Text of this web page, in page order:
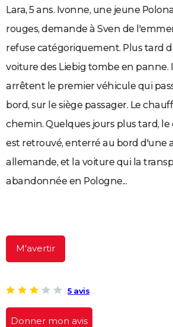
Destinations
City break
Voyage nature
Voyage de noces
Forum
Climat
+
PHOTO
BONS PLANS
CARTE DE VOEUX
Carte de Noël
Carte Bonne année
Carte Saint-Valentin
Carte Pâques
Carte d'anniversaire
DICTIONNAIRE
Dictionnaire
COPAINS D'AVANT
S'inscrire
Se connecter
Lycées
Collèges
Primaires
Universités
Entreprises
Service militaire
Avis de recherche
AVIS DE DÉCÈS
Lara, 5 ans. Ivonne, une jeune
rouges, demande à Sven de
refuse catégoriquement. Plus tard
voiture des Liebig tombe en
arrêtent le premier véhicule qui
bord, sur le siège passager. Le
chemin. Quelques jours plus tard,
est retrouvé, enterré au bord d'une
allemande, et la voiture qui la
abandonnée en Pologne...
M'avertir
5 avis
Donner mon avis